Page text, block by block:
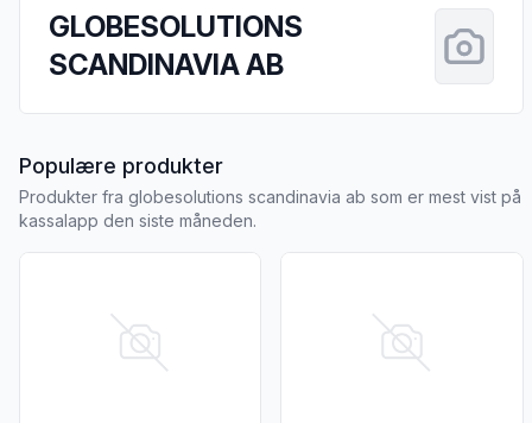
GLOBESOLUTIONS
SCANDINAVIA AB
Populære produkterfra GLOBESOLUTIONS
Produkter fra globesolutions scandinavia ab som er mest vist på
kassalapp den siste måneden.